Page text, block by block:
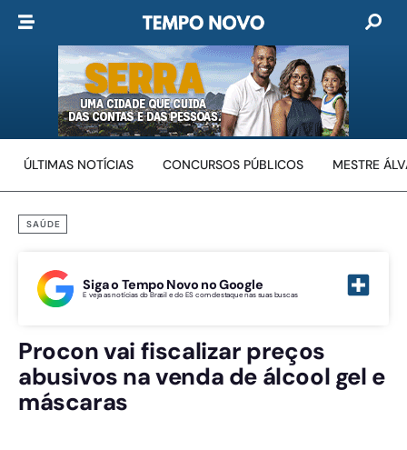
ÚLTIMAS NOTÍCIAS CONCURSOS PÚBLICOS MESTRE
SAÚDE
Siga o Tempo Novo no Google
E veja as notícias do Brasil e do ES com destaque nas suas buscas
Procon vai fiscalizar preços
abusivos na venda de álcool gel e
máscaras